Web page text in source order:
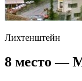
Лихтенштейн
8 место —